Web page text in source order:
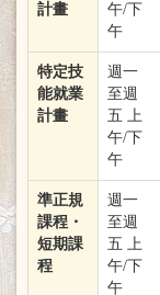
計畫
午/下
午
特定技
能就業
計畫
週一
至週
五 上
午/下
午
準正規
課程・
短期課
程
週一
至週
五 上
午/下
午